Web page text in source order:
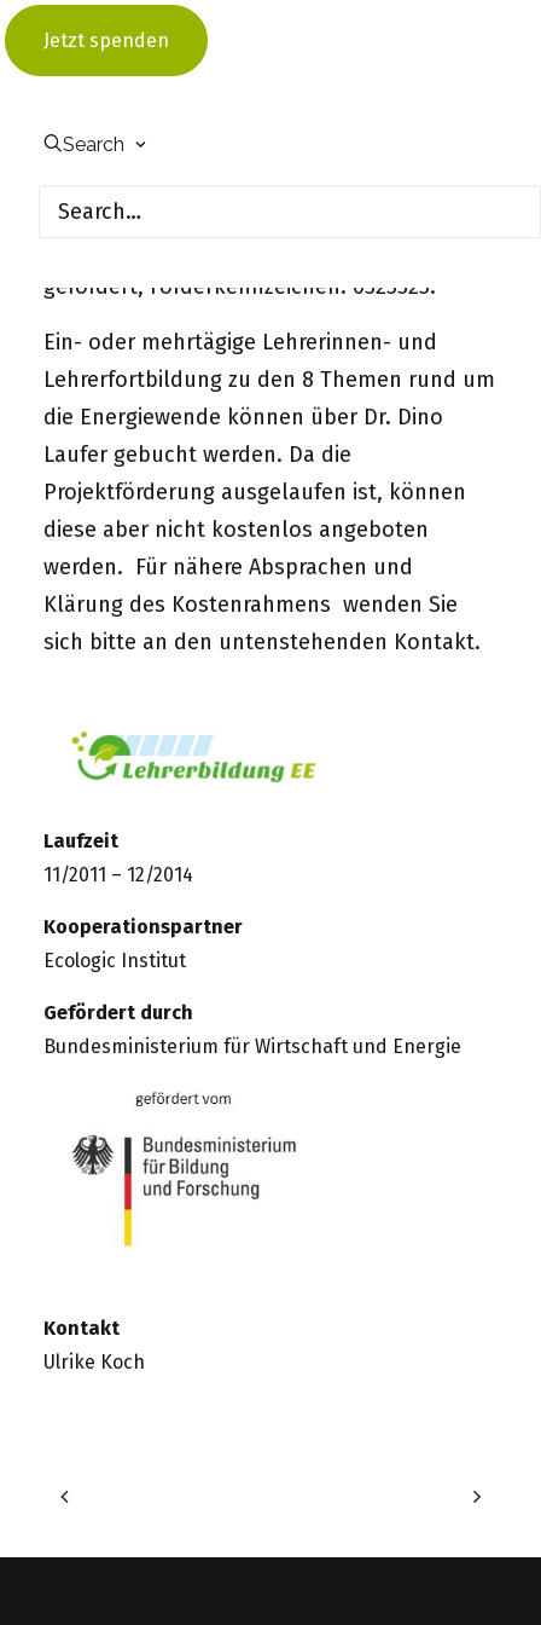
Jetzt spenden
Search
Im April 2013 wurde Lehrerbildung EE offiziell
von der UNESCO-Kommission als Projekt der
UN-Dekade „Bildung für nachhaltige
für Wirtschaft und Energie (BMWI) im
gefördert, Förderkennzeichen: 0325325.
Ein- oder mehrtägige Lehrerinnen- und
Lehrerfortbildung zu den 8 Themen rund um
die Energiewende können über Dr. Dino
Laufer gebucht werden. Da die
Projektförderung ausgelaufen ist, können
diese aber nicht kostenlos angeboten
werden. Für nähere Absprachen und
Klärung des Kostenrahmens wenden Sie
sich bitte an den untenstehenden Kontakt.
Laufzeit
11/2011 – 12/2014
Kooperationspartner
Ecologic Institut
Gefördert durch
Bundesministerium für Wirtschaft und Energie
Kontakt
Ulrike Koch